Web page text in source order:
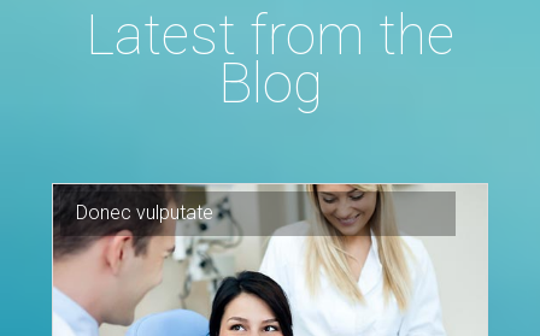
Latest from the
Blog
Donec vulputate